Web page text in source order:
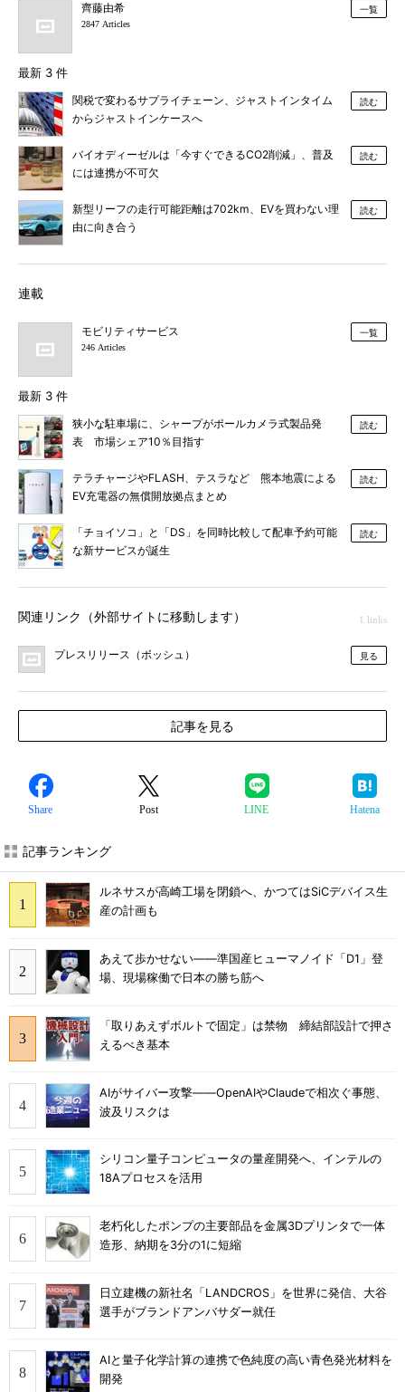
齊藤由希
2847 Articles
一覧
最新 3 件
関税で変わるサプライチェーン、ジャストインタイム
からジャストインケースへ
読む
バイオディーゼルは「今すぐできるCO2削減」、普及
には連携が不可欠
読む
新型リーフの走行可能距離は702km、EVを買わない理
由に向き合う
読む
連載
モビリティサービス
246 Articles
一覧
最新 3 件
狭小な駐車場に、シャープがポールカメラ式製品発
表 市場シェア10％目指す
読む
テラチャージやFLASH、テスラなど 熊本地震による
EV充電器の無償開放拠点まとめ
読む
「チョイソコ」と「DS」を同時比較して配車予約可能
な新サービスが誕生
読む
関連リンク（外部サイトに移動します） 1 links
プレスリリース（ボッシュ） 見る
記事を見る
Share Post LINE Hatena
記事ランキング
ルネサスが高崎工場を閉鎖へ、かつてはSiCデバイス生
産の計画も
あえて歩かせない――準国産ヒューマノイド「D1」登
場、現場稼働で日本の勝ち筋へ
「取りあえずボルトで固定」は禁物 締結部設計で押さ
えるべき基本
AIがサイバー攻撃――OpenAIやClaudeで相次ぐ事態、
波及リスクは
シリコン量子コンピュータの量産開発へ、インテルの
18Aプロセスを活用
老朽化したポンプの主要部品を金属3Dプリンタで一体
造形、納期を3分の1に短縮
日立建機の新社名「LANDCROS」を世界に発信、大谷
選手がブランドアンバサダー就任
AIと量子化学計算の連携で色純度の高い青色発光材料を
開発